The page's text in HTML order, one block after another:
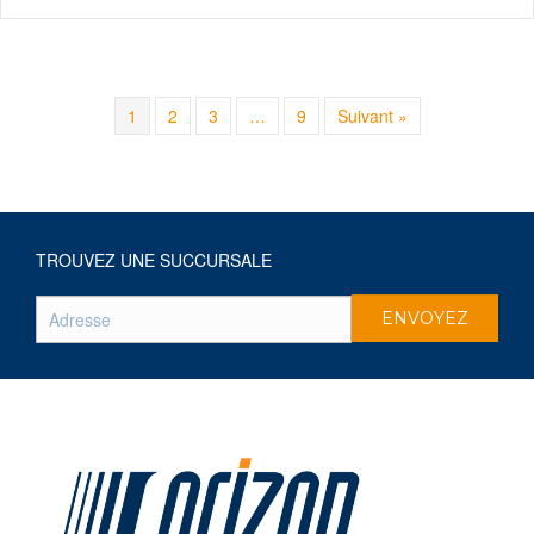
1 2 3 … 9 Suivant »
TROUVEZ UNE SUCCURSALE